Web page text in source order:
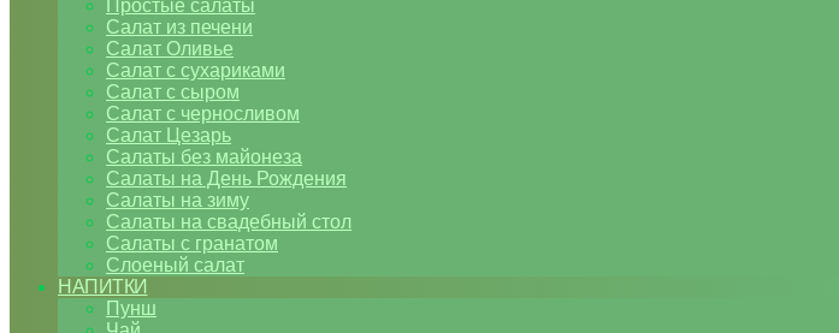
Простые салаты
Салат из печени
Салат Оливье
Салат с сухариками
Салат с сыром
Салат с черносливом
Салат Цезарь
Салаты без майонеза
Салаты на День Рождения
Салаты на зиму
Салаты на свадебный стол
Салаты с гранатом
Слоеный салат
НАПИТКИ
Пунш